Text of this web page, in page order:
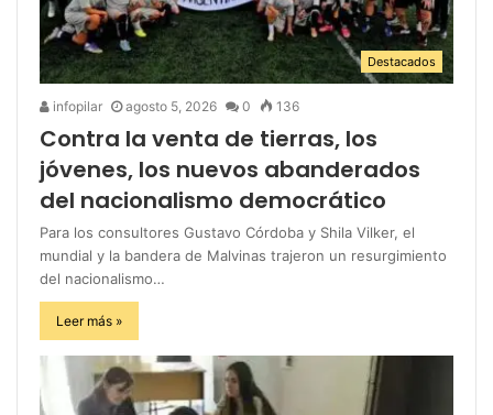
Destacados
infopilar agosto 5, 2026 0 136
Contra la venta de tierras, los
jóvenes, los nuevos abanderados
del nacionalismo democrático
Para los consultores Gustavo Córdoba y Shila Vilker, el
mundial y la bandera de Malvinas trajeron un resurgimiento
del nacionalismo…
Leer más »